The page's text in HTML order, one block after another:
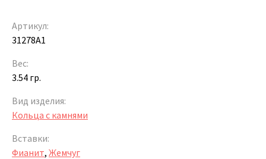
Артикул:
31278A1
Вес:
3.54 гр.
Вид изделия:
Кольца с камнями
Вставки:
Фианит, Жемчуг